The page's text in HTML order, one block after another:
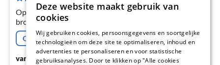
Op de 5e etage: (open keuken(waterkoker,
broodrooster, koffiezetapparaat, oven, magnetron,
afwasmachine, koel-/vriescombinatie, ),
woon/eetkamer(2-pers. slaapbank, TV(smart TV)
Gratis afzegging
vanaf € 68 / Nacht
Deze website maakt gebruik van
cookies
Wij gebruiken cookies, persoonsgegevens en soortgelijke
technologieën om deze site te optimaliseren, inhoud en
advertenties te personaliseren en voor statistische
gebruiksanalyses. Door te klikken op "Alle cookies